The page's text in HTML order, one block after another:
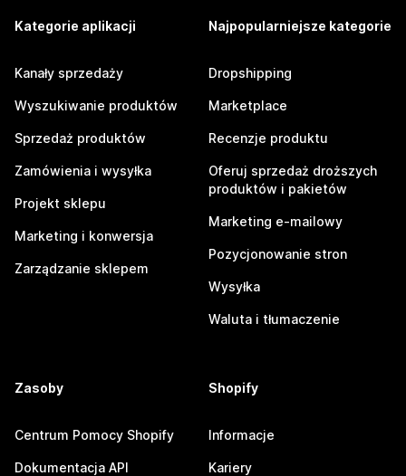
Kategorie aplikacji
Kanały sprzedaży
Wyszukiwanie produktów
Sprzedaż produktów
Zamówienia i wysyłka
Projekt sklepu
Marketing i konwersja
Zarządzanie sklepem
Najpopularniejsze kategorie
Dropshipping
Marketplace
Recenzje produktu
Oferuj sprzedaż droższych
produktów i pakietów
Marketing e-mailowy
Pozycjonowanie stron
Wysyłka
Waluta i tłumaczenie
Zasoby
Centrum Pomocy Shopify
Dokumentacja API
Shopify
Informacje
Kariery